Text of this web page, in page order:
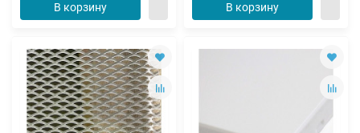
В корзину В корзину